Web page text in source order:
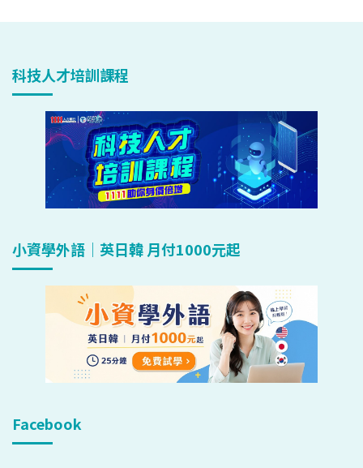
科技人才培訓課程
小資學外語｜英日韓 月付1000元起
Facebook